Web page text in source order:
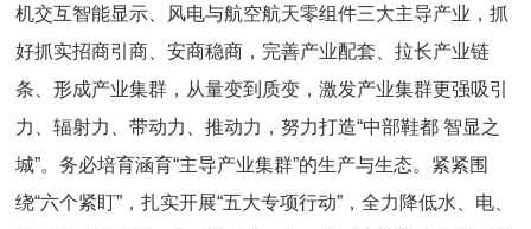
机交互智能显示、风电与航空航天零组件三大主导产业，抓
好抓实招商引商、安商稳商，完善产业配套、拉长产业链
条、形成产业集群，从量变到质变，激发产业集群更强吸引
力、辐射力、带动力、推动力，努力打造“中部鞋都 智显之
城”。务必培育涵育“主导产业集群”的生产与生态。紧紧围
绕“六个紧盯”，扎实开展“五大专项行动”，全力降低水、电、